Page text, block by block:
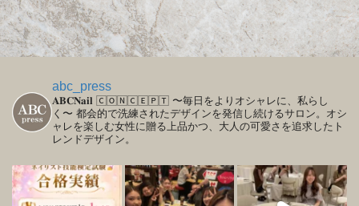
abc_press
𝐀𝐁𝐂𝐍𝐚𝐢𝐥 🄲🄾🄽🄲🄴🄿🅃 〜毎日をよりオシャレに、私らし
く〜 都会的で洗練されたデザインを発信し続けるサロン。オシ
ャレを楽しむ女性に贈る上品かつ、大人の可愛さを追求したト
レンドデザイン。